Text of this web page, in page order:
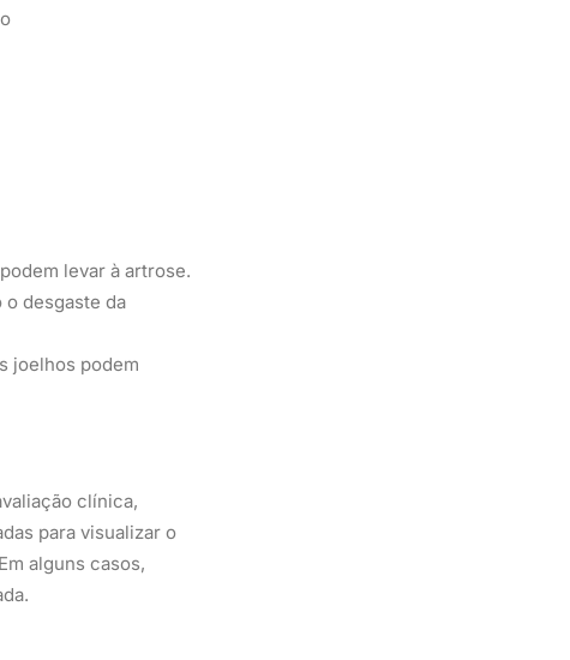
levar à artrose.
desgaste da
joelhos podem
clínica,
para visualizar o
alguns casos,